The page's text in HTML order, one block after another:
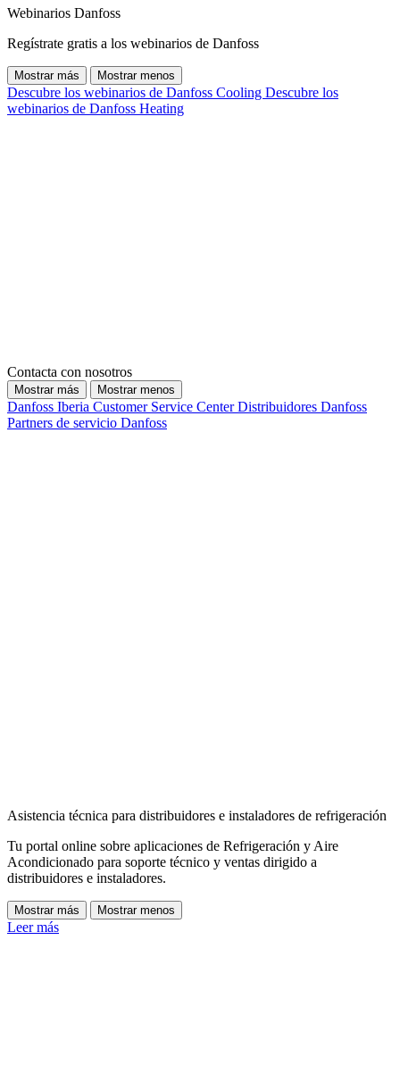
Webinarios Danfoss
Regístrate gratis a los webinarios de Danfoss
Mostrar más Mostrar menos
Descubre los webinarios de Danfoss Cooling Descubre los
webinarios de Danfoss Heating
Contacta con nosotros
Mostrar más Mostrar menos
Danfoss Iberia Customer Service CenterDistribuidores Danfoss
Partners de servicio Danfoss
Asistencia técnica para distribuidores e instaladores de refrigeración
Tu portal online sobre aplicaciones de Refrigeración y Aire
Acondicionado para soporte técnico y ventas dirigido a
distribuidores e instaladores.
Mostrar más Mostrar menos
Leer más